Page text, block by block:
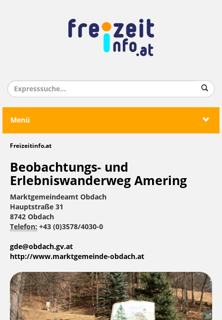
Menü
Freizeitinfo.at
Beobachtungs- und
Erlebniswanderweg Amering
Marktgemeindeamt Obdach
Hauptstraße 31
8742 Obdach
Telefon: +43 (0)3578/4030-0
gde@obdach.gv.at
http://www.marktgemeinde-obdach.at